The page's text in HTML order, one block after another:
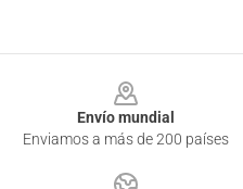
Envío mundial
Enviamos a más de 200 países